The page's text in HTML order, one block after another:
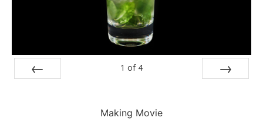
1 of 4
Making Movie